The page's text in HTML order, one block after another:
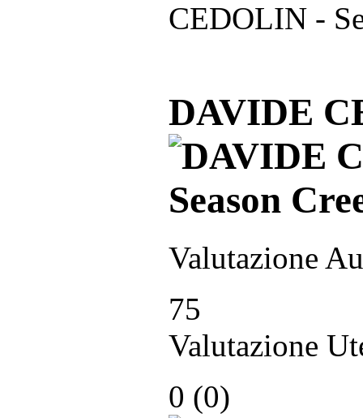
CEDOLIN -
DAVIDE
Valutazione
75
Valutazione
0 (0)